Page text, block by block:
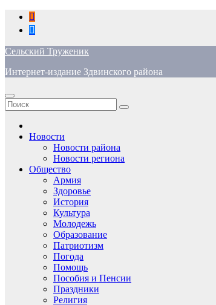
Перейти
содержимому
Сельский Труженик
Интернет-издание Здвинского района
Новости
Новости района
Новости региона
Общество
Армия
Здоровье
История
Культура
Молодежь
Образование
Патриотизм
Погода
Помощь
Пособия и Пенсии
Праздники
Религия